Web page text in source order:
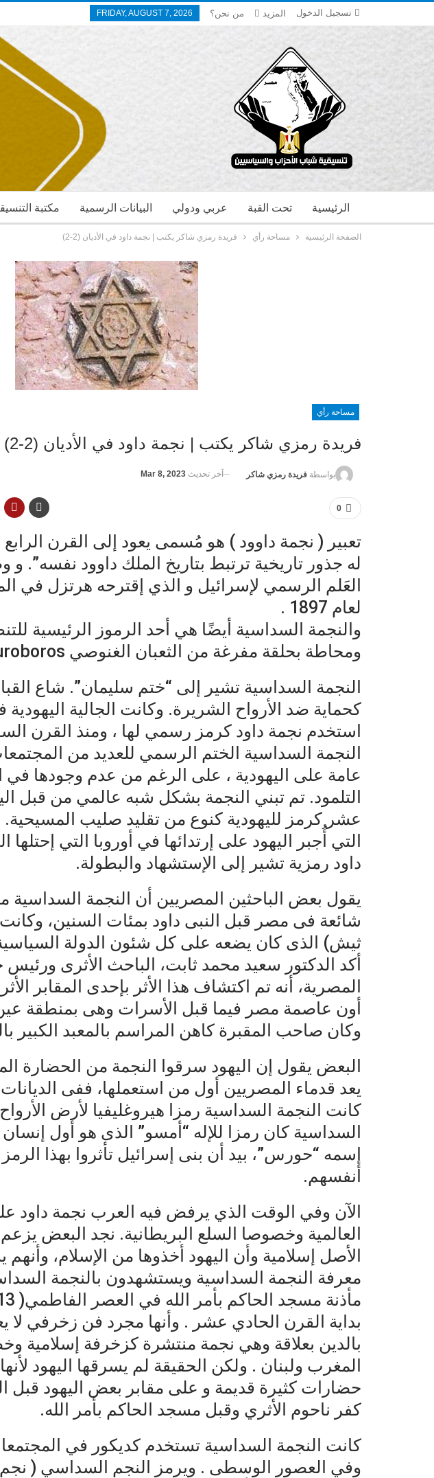
تسجيل الدخول FRIDAY, AUGUST 7, 2026 من نحن؟ المزيد
مكتبة البيانات الرسمية عربي ودولي تحت القبة الرئيسية
الصفحة الرئيسية مساحة رأي فريدة رمزي شاكر يكتب | نجمة داود في الأديان (2-2)
مساحة رأي
فريدة رمزي شاكر يكتب | نجمة داود في الأديان (2-2)
بواسطة فريدة رمزي شاكر آخر تحديث Mar 8, 2023
0
تعبير ( نجمة داوود ) هو مُسمى يعود إلى القرن
له جذور تاريخية ترتبط بتاريخ الملك داوود نفسه”.
العَلم الرسمي لإسرائيل و الذي إقترحه هرتزل في
لعام 1897 .
والنجمة السداسية أيضًا هي أحد الرموز الرئيسية
ومحاطة بحلقة مفرغة من الثعبان الغنوصي Ouroboros ، الذي يعض ذيله.
النجمة السداسية تشير إلى “ختم سليمان”. شاع
كحماية ضد الأرواح الشريرة. وكانت الجالية
استخدم نجمة داود كرمز رسمي لها ، ومنذ القرن
النجمة السداسية الختم الرسمي للعديد من
عامة على اليهودية ، على الرغم من عدم وجودها في
التلمود. تم تبني النجمة بشكل شبه عالمي من قبل
عشر كرمز لليهودية كنوع من تقليد صليب المسيحية.
التي أُجبر اليهود على إرتدائها في أوروبا التي
داود رمزية تشير إلى الإستشهاد والبطولة.
يقول بعض الباحثين المصريين أن النجمة السداسية
شائعة فى مصر قبل النبى داود بمئات السنين،
ثيش) الذى كان يضعه على كل شئون الدولة السياسية
أكد الدكتور سعيد محمد ثابت، الباحث الأثرى ورئيس
المصرية، أنه تم اكتشاف هذا الأثر بإحدى المقابر
أون عاصمة مصر فيما قبل الأسرات وهى بمنطقة
وكان صاحب المقبرة كاهن المراسم بالمعبد الكبير
البعض يقول إن اليهود سرقوا النجمة من الحضارة
يعد قدماء المصريين أول من استعملها، ففى
كانت النجمة السداسية رمزا هيروغليفيا لأرض
السداسية كان رمزا للإله “أمسو” الذى هو أول
إسمه “حورس”، بيد أن بنى إسرائيل تأثروا بهذا
أنفسهم.
الآن وفي الوقت الذي يرفض فيه العرب نجمة داود
العالمية وخصوصا السلع البريطانية. نجد البعض
الأصل إسلامية وأن اليهود أخذوها من الإسلام،
معرفة النجمة السداسية ويستشهدون بالنجمة
بداية القرن الحادي عشر . وأنها مجرد فن زخرفي لا
بالدين بعلاقة وهي نجمة منتشرة كزخرفة إسلامية
المغرب ولبنان . ولكن الحقيقة لم يسرقها اليهود
حضارات كثيرة قديمة و على مقابر بعض اليهود قبل
كفر ناحوم الأثري وقبل مسجد الحاكم بأمر الله.
كانت النجمة السداسية تستخدم كديكور في
وفي العصور الوسطى . ويرمز النجم السداسي ( نجم